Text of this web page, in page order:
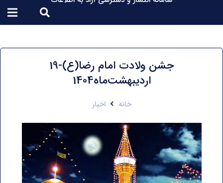
جشن ولادت امام رضا(ع)-19
اردیبهشت‌ماه1404
خانه اخبار